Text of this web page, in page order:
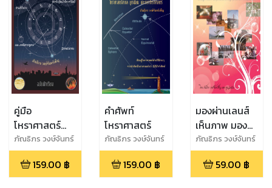
คู่มือ
โหราศาสตร์
สากลและยูเร
เนียน เล่ม 1
ภัณธิภร วงษ์จันทร์
เพ็ญ
159.00 ฿
คำศัพท์
โหราศาสตร์
ภัณธิภร วงษ์จันทร์
เพ็ญ
159.00 ฿
มองผ่านเลนส์
เห็นภาพ มอง
ผ่านภาพเห็นสิ่ง
ดีงาม
ภัณธิภร วงษ์จันทร์
เพ็ญ
59.00 ฿